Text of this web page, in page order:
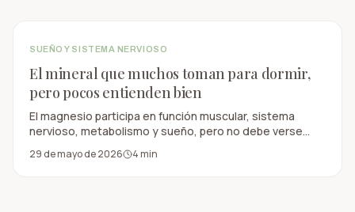
SUEÑO Y SISTEMA NERVIOSO
El mineral que muchos toman para dormir,
pero pocos entienden bien
El magnesio participa en función muscular, sistema
nervioso, metabolismo y sueño, pero no debe verse
como una solución mágica para descansar mejor.
29 de mayo de 2026 4min